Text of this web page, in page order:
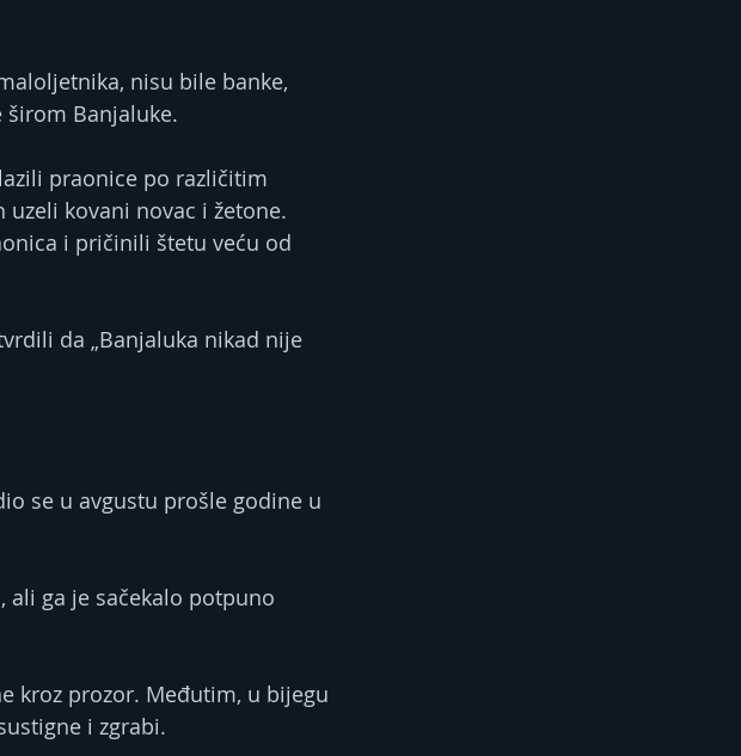
nisu bile banke,
Banjaluke.
praonice po različitim
kovani novac i žetone.
i pričinili štetu veću od
da „Banjaluka nikad nije
se u avgustu prošle godine u
ali ga je sačekalo potpuno
kroz prozor. Međutim, u bijegu
i zgrabi.